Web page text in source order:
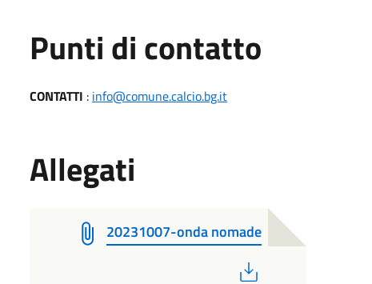
Punti di contatto
CONTATTI : info@comune.calcio.bg.it
Allegati
20231007-onda nomade